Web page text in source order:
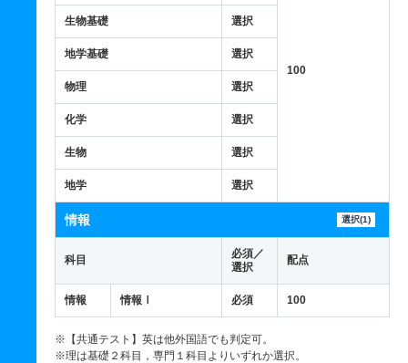
100
生物基礎 選択
地学基礎 選択
物理 選択
化学 選択
生物 選択
地学 選択
情報 選択(1)
科目
必須／
選択
配点
情報 情報Ⅰ 必須 100
※【共通テスト】英は他外国語でも判定可。
※理は基礎２科目，専門１科目よりいずれか選択。